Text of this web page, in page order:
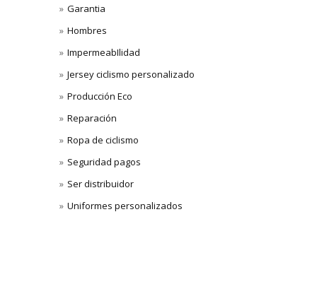
Garantia
Hombres
ImpermeabIlidad
Jersey ciclismo personalizado
Producción Eco
Reparación
Ropa de ciclismo
Seguridad pagos
Ser distribuidor
Uniformes personalizados